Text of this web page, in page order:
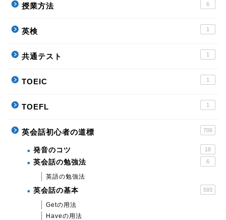
授業方法 6
英検 1
共通テスト 1
TOEIC 1
TOEFL 1
英会話初心者の道標 706
発音のコツ 18
英会話の勉強法 6
英語の勉強法
英会話の基本 593
Getの用法
Haveの用法